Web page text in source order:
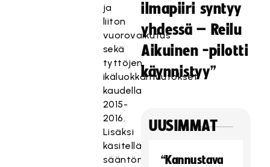
ja
liiton
vuorovaikutus
sekä
tyttöjen
ikäluokkamuutokset
kaudella
2015-
2016.
Lisäksi
käsitellään
sääntömääräiset
ilmapiiri syntyy
yhdessä – Reilu
Aikuinen -pilotti
käynnistyy”
UUSIMMAT
“Kannustava